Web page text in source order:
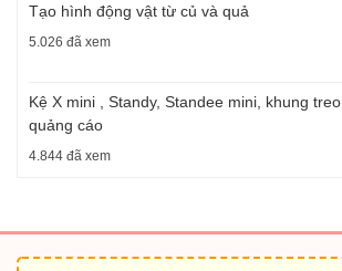
Tạo hình động vật từ củ và quả
5.026 đã xem
Kệ X mini , Standy, Standee mini, khung treo
quảng cáo
4.844 đã xem